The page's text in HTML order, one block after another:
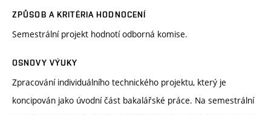
ZPŮSOB A KRITÉRIA HODNOCENÍ
Semestrální projekt hodnotí odborná komise.
OSNOVY VÝUKY
Zpracování individuálního technického projektu, který je
koncipován jako úvodní část bakalářské práce. Na semestrální